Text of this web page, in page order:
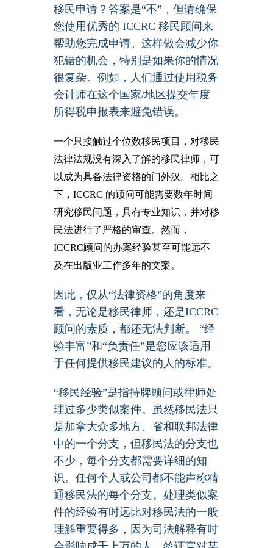
移民申请？答案是“不”，但请确保
您使用优秀的 ICCRC 移民顾问来
帮助您完成申请。这样做会减少你
犯错的机会，特别是如果你的情况
很复杂。例如，人们通过使用税务
会计师在这个国家/地区提交年度
所得税申报表来避免错误。
一个只接触过个位数移民项目，对移民
法律法规没有深入了解的移民律师，可
以成为具备法律资格的门外汉。相比之
下，ICCRC 的顾问可能需要数年时间
研究移民问题，具有专业知识，并对移
民法进行了严格的审查。然而，
ICCRC顾问的办案经验甚至可能远不
及在出版业工作多年的文案。
因此，仅从“法律资格”的角度来
看，无论是移民律师，还是ICCRC
顾问的素质，都还无法判断。 “经
验丰富”和“负责任”是您应该适用
于任何提供移民建议的人的标准。
“移民经验”是指持牌顾问或律师处
理过多少类似案件。虽然移民法只
是加拿大众多地方、省和联邦法律
中的一个分支，但移民法的分支也
不少，每个分支都需要详细的知
识。任何个人或公司都不能声称精
通移民法的每个分支。处理类似案
件的经验有时远比对移民法的一般
理解重要得多，因为司法解释有时